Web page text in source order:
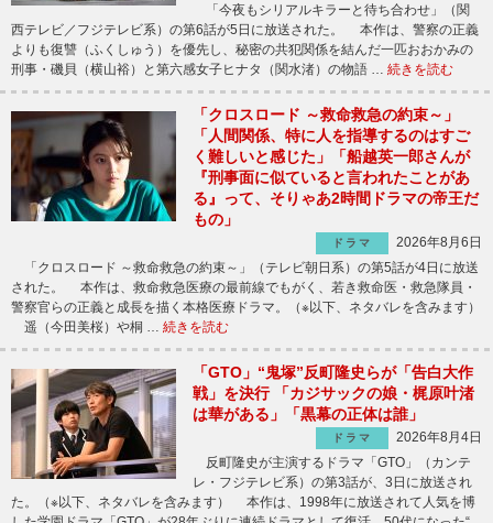
「今夜もシリアルキラーと待ち合わせ」（関
西テレビ／フジテレビ系）の第6話が5日に放送された。 本作は、警察の正義
よりも復讐（ふくしゅう）を優先し、秘密の共犯関係を結んだ一匹おおかみの
刑事・磯貝（横山裕）と第六感女子ヒナタ（関水渚）の物語 … 続きを読む
「クロスロード ～救命救急の約束～」
「人間関係、特に人を指導するのはすご
く難しいと感じた」「船越英一郎さんが
『刑事面に似ていると言われたことがあ
る』って、そりゃあ2時間ドラマの帝王だ
もの」
ドラマ
2026年8月6日
「クロスロード ～救命救急の約束～」（テレビ朝日系）の第5話が4日に放送
された。 本作は、救命救急医療の最前線でもがく、若き救命医・救急隊員・
警察官らの正義と成長を描く本格医療ドラマ。（※以下、ネタバレを含みます）
遥（今田美桜）や桐 … 続きを読む
「GTO」“鬼塚”反町隆史らが「告白大作
戦」を決行 「カジサックの娘・梶原叶渚
は華がある」「黒幕の正体は誰」
ドラマ
2026年8月4日
反町隆史が主演するドラマ「GTO」（カンテ
レ・フジテレビ系）の第3話が、3日に放送され
た。（※以下、ネタバレを含みます） 本作は、1998年に放送されて人気を博